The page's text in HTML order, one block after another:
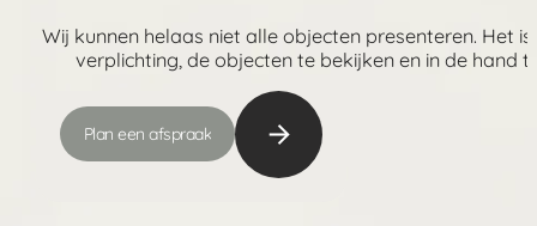
Wij kunnen helaas niet alle objecten presenteren. Het
verplichting, de objecten te bekijken en in de hand
Plan een afspraak